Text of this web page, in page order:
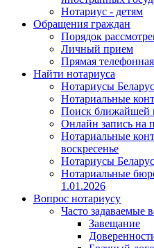
Нотариус - детям
Обращения граждан
Порядок
Личный прием
Прямая
Найти нотариуса
Нотариусы
Нотариальные
Поиск ближайшей
Онлайн запись на
Нотариальные
воскресенье
Нотариусы
Нотариальные
1.01.2026
Вопрос нотариусу
Часто задаваемые
Завещание